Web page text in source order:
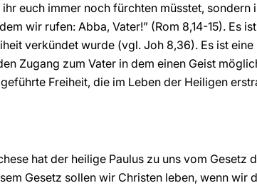
euch immer noch fürchten müsstet,
wir rufen: Abba, Vater!” (Rom 8,14-15). Es
verkündet wurde (vgl. Joh 8,36). Es ist
Zugang zum Vater in dem einen Geist
Freiheit, die im Leben der Heiligen
hat der heilige Paulus zu uns vom Gesetz
Gesetz sollen wir Christen leben, wenn wir